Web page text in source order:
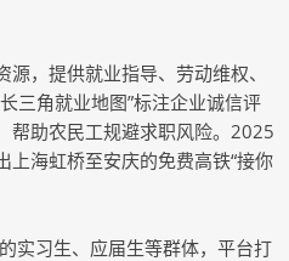
，提供就业指导、劳动维权、
三角就业地图”标注企业诚信评
帮助农民工规避求职风险。2025
上海虹桥至安庆的免费高铁“接你
的实习生、应届生等群体，平台打